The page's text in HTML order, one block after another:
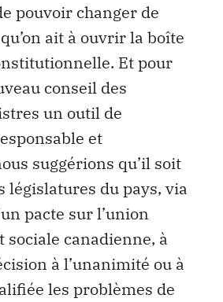
pouvoir changer de
ait à ouvrir la boîte
Et pour
conseil des
un outil de
et
suggérions qu’il soit
législatures du pays, via
pacte sur l’union
sociale canadienne, à
à l’unanimité ou à
les problèmes de